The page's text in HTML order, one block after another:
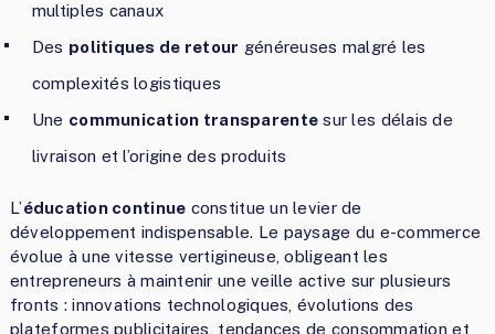
multiples canaux
Des politiques de retour généreuses malgré les
complexités logistiques
Une communication transparente sur les délais de
livraison et l’origine des produits
L’éducation continue constitue un levier de
développement indispensable. Le paysage du e-commerce
évolue à une vitesse vertigineuse, obligeant les
entrepreneurs à maintenir une veille active sur plusieurs
fronts : innovations technologiques, évolutions des
plateformes publicitaires, tendances de consommation et